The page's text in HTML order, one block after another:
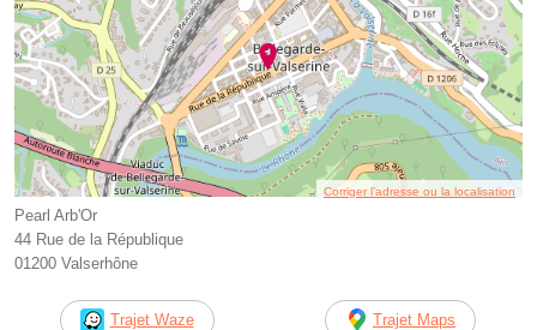
Corriger l’adresse ou la localisation
Pearl Arb'Or
44 Rue de la République
01200 Valserhône
Trajet Waze Trajet Maps